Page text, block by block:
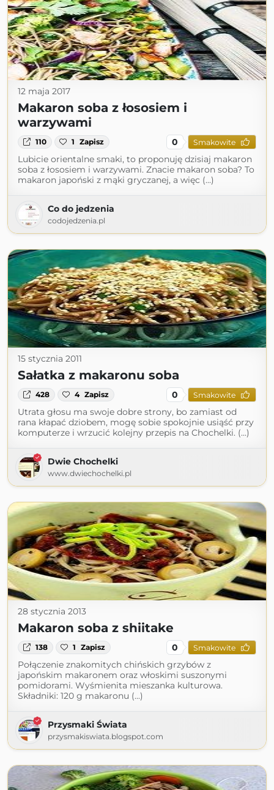
12 maja 2017
Makaron soba z łososiem i
warzywami
110 1 Zapisz 0 Smakowite
Lubicie orientalne smaki, to proponuję dzisiaj makaron
soba z łososiem i warzywami. Znacie makaron soba? To
makaron japoński z mąki gryczanej, a więc (...)
Co do jedzenia
codojedzenia.pl
15 stycznia 2011
Sałatka z makaronu soba
428 4 Zapisz 0 Smakowite
Utrata głosu ma swoje dobre strony, bo zamiast od
rana kłapać dziobem, mogę sobie spokojnie usiąść przy
komputerze i wrzucić kolejny przepis na Chochelki. (...)
Dwie Chochelki
www.dwiechochelki.pl
28 stycznia 2013
Makaron soba z shiitake
138 1 Zapisz 0 Smakowite
Połączenie znakomitych chińskich grzybów z
japońskim makaronem oraz włoskimi suszonymi
pomidorami. Wyśmienita mieszanka kulturowa.
Składniki: 120 g makaronu (...)
Przysmaki Świata
przysmakiswiata.blogspot.com